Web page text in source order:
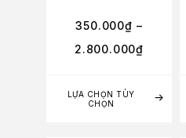
LỰA CHỌN TÙY
CHỌN
350.000₫ –
2.800.000₫